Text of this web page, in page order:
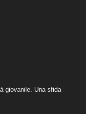
giovanile. Una sfida